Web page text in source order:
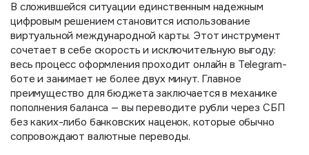
В сложившейся ситуации единственным надежным
цифровым решением становится использование
виртуальной международной карты. Этот инструмент
сочетает в себе скорость и исключительную выгоду:
весь процесс оформления проходит онлайн в Telegram-
боте и занимает не более двух минут. Главное
преимущество для бюджета заключается в механике
пополнения баланса — вы переводите рубли через СБП
без каких-либо банковских наценок, которые обычно
сопровождают валютные переводы.